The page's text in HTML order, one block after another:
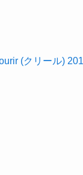
(クリール)